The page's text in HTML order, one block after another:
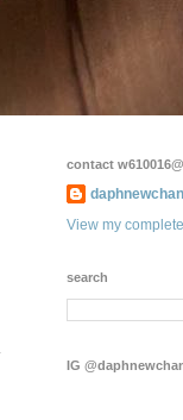
contact
daphnewchan
View my
search
IG